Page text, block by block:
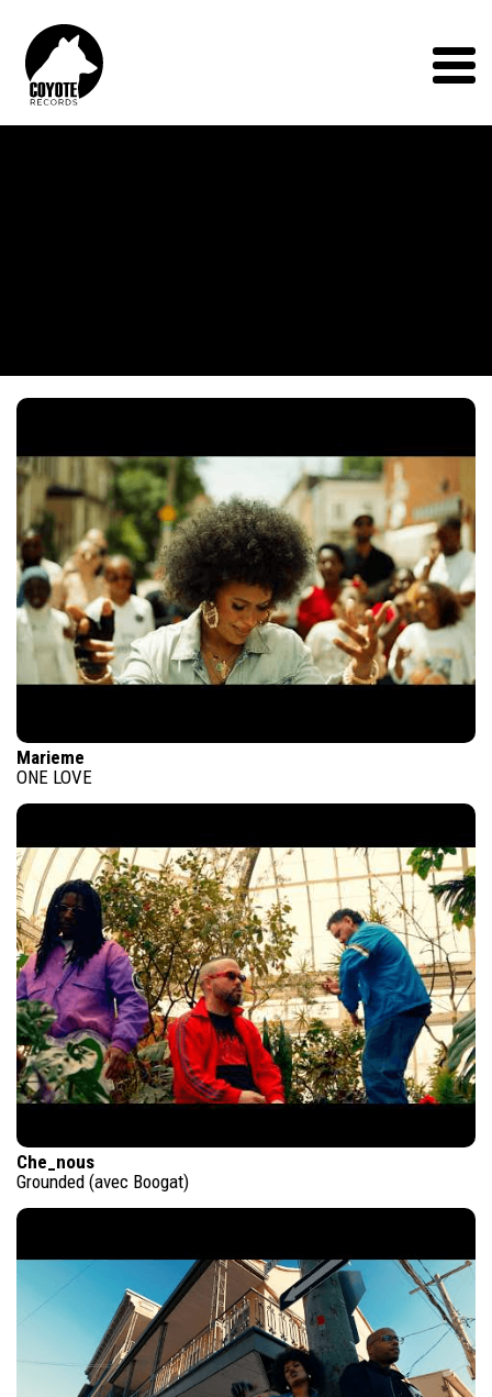
Records
Menu
Marieme
ONE LOVE
Che_nous
Grounded (avec Boogat)